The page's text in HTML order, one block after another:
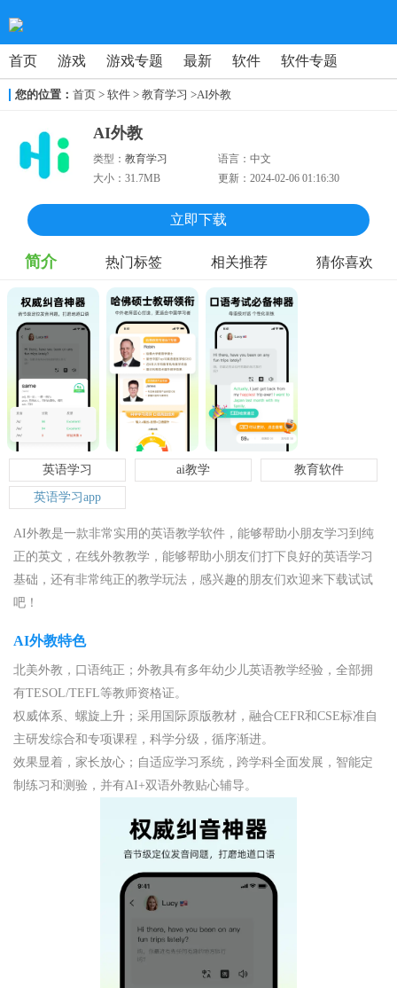
首页 游戏 游戏专题 最新 软件 软件专题
您的位置： 首页 > 软件 > 教育学习 >AI外教
AI外教
类型： 教育学习 语言：中文
大小： 31.7MB 更新：2024-02-06 01:16:30
立即下载
简介 热门标签 相关推荐 猜你喜欢
英语学习 ai教学 教育软件
英语学习app
AI外教是一款非常实用的英语教学软件，能够帮助小朋友学习到纯
正的英文，在线外教教学，能够帮助小朋友们打下良好的英语学习
基础，还有非常纯正的教学玩法，感兴趣的朋友们欢迎来下载试试
吧！
AI外教特色
北美外教，口语纯正；外教具有多年幼少儿英语教学经验，全部拥
有TESOL/TEFL等教师资格证。
权威体系、螺旋上升；采用国际原版教材，融合CEFR和CSE标准自
主研发综合和专项课程，科学分级，循序渐进。
效果显着，家长放心；自适应学习系统，跨学科全面发展，智能定
制练习和测验，并有AI+双语外教贴心辅导。